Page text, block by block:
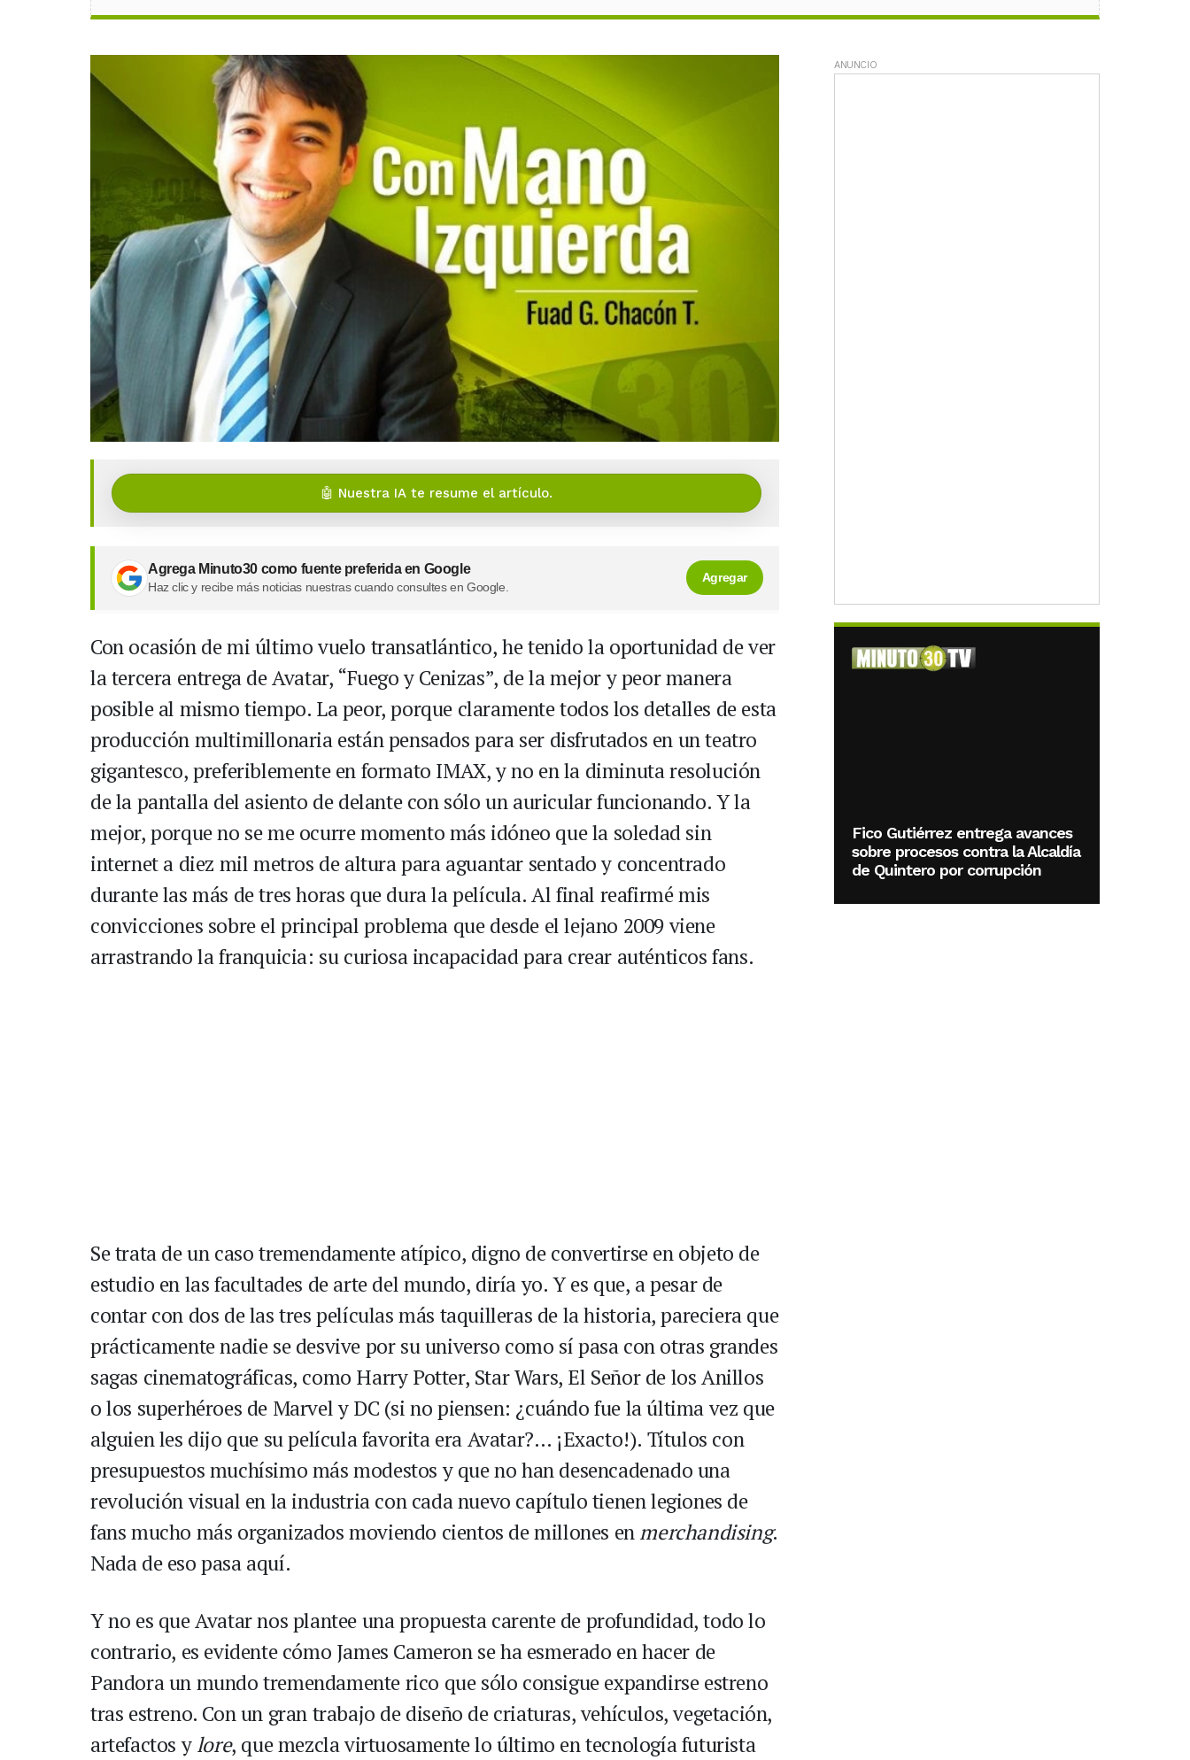
🤖 Nuestra IA te resume el artículo.
Agrega Minuto30 como fuente preferida en Google
Haz clic y recibe más noticias nuestras cuando consultes en Google.
Agregar
Con ocasión de mi último vuelo transatlántico, he tenido la oportunidad de ver
la tercera entrega de Avatar, “Fuego y Cenizas”, de la mejor y peor manera
posible al mismo tiempo. La peor, porque claramente todos los detalles de esta
producción multimillonaria están pensados para ser disfrutados en un teatro
gigantesco, preferiblemente en formato IMAX, y no en la diminuta resolución
de la pantalla del asiento de delante con sólo un auricular funcionando. Y la
mejor, porque no se me ocurre momento más idóneo que la soledad sin
internet a diez mil metros de altura para aguantar sentado y concentrado
durante las más de tres horas que dura la película. Al final reafirmé mis
convicciones sobre el principal problema que desde el lejano 2009 viene
arrastrando la franquicia: su curiosa incapacidad para crear auténticos fans.
Se trata de un caso tremendamente atípico, digno de convertirse en objeto de
estudio en las facultades de arte del mundo, diría yo. Y es que, a pesar de
contar con dos de las tres películas más taquilleras de la historia, pareciera que
prácticamente nadie se desvive por su universo como sí pasa con otras grandes
sagas cinematográficas, como Harry Potter, Star Wars, El Señor de los Anillos
o los superhéroes de Marvel y DC (si no piensen: ¿cuándo fue la última vez que
alguien les dijo que su película favorita era Avatar?… ¡Exacto!). Títulos con
presupuestos muchísimo más modestos y que no han desencadenado una
revolución visual en la industria con cada nuevo capítulo tienen legiones de
fans mucho más organizados moviendo cientos de millones enmerchandising.
Nada de eso pasa aquí.
Y no es que Avatar nos plantee una propuesta carente de profundidad, todo lo
contrario, es evidente cómo James Cameron se ha esmerado en hacer de
Pandora un mundo tremendamente rico que sólo consigue expandirse estreno
tras estreno. Con un gran trabajo de diseño de criaturas, vehículos, vegetación,
artefactos ylore, que mezcla virtuosamente lo último en tecnología futurista
ANUNCIO
Fico Gutiérrez entrega avances
sobre procesos contra la Alcaldía
de Quintero por corrupción